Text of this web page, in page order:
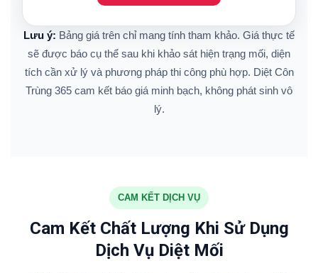
Lưu ý: Bảng giá trên chỉ mang tính tham khảo. Giá thực tế
sẽ được báo cụ thể sau khi khảo sát hiện trạng mối, diện
tích cần xử lý và phương pháp thi công phù hợp. Diệt Côn
Trùng 365 cam kết báo giá minh bạch, không phát sinh vô
lý.
CAM KẾT DỊCH VỤ
Cam Kết Chất Lượng Khi Sử Dụng
Dịch Vụ Diệt Mối